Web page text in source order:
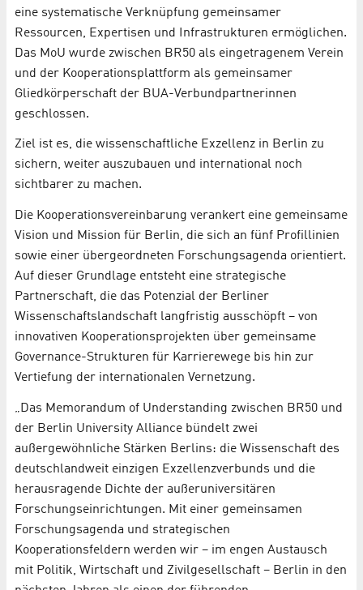
eine systematische Verknüpfung gemeinsamer
Ressourcen, Expertisen und Infrastrukturen ermöglichen.
Das MoU wurde zwischen BR50 als eingetragenem Verein
und der Kooperationsplattform als gemeinsamer
Gliedkörperschaft der BUA-Verbundpartnerinnen
geschlossen.
Ziel ist es, die wissenschaftliche Exzellenz in Berlin zu
sichern, weiter auszubauen und international noch
sichtbarer zu machen.
Die Kooperationsvereinbarung verankert eine gemeinsame
Vision und Mission für Berlin, die sich an fünf Profillinien
sowie einer übergeordneten Forschungsagenda orientiert.
Auf dieser Grundlage entsteht eine strategische
Partnerschaft, die das Potenzial der Berliner
Wissenschaftslandschaft langfristig ausschöpft – von
innovativen Kooperationsprojekten über gemeinsame
Governance-Strukturen für Karrierewege bis hin zur
Vertiefung der internationalen Vernetzung.
„Das Memorandum of Understanding zwischen BR50 und
der Berlin University Alliance bündelt zwei
außergewöhnliche Stärken Berlins: die Wissenschaft des
deutschlandweit einzigen Exzellenzverbunds und die
herausragende Dichte der außeruniversitären
Forschungseinrichtungen. Mit einer gemeinsamen
Forschungsagenda und strategischen
Kooperationsfeldern werden wir – im engen Austausch
mit Politik, Wirtschaft und Zivilgesellschaft – Berlin in den